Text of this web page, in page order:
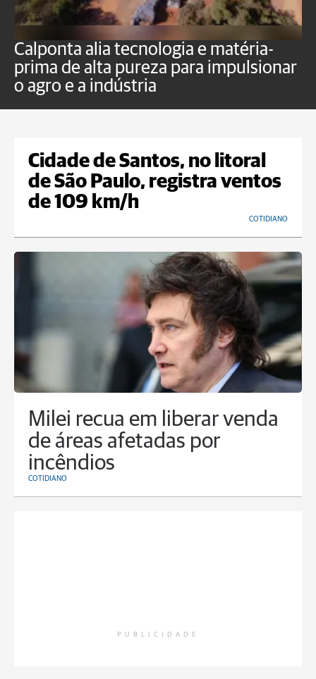
Calponta alia tecnologia e matéria-
prima de alta pureza para impulsionar
o agro e a indústria
Cidade de Santos, no litoral
de São Paulo, registra ventos
de 109 km/h
COTIDIANO
Milei recua em liberar venda
de áreas afetadas por
incêndios
COTIDIANO
PUBLICIDADE